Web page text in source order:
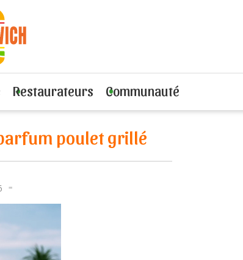
Restaurateurs Communauté
poulet grillé